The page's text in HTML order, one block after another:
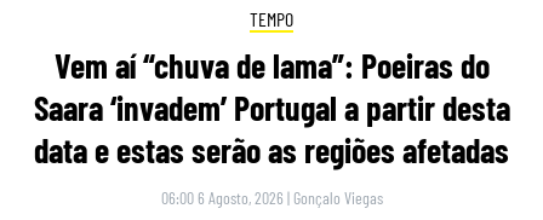
TEMPO
Vem aí “chuva de lama”: Poeiras do
Saara ‘invadem’ Portugal a partir desta
data e estas serão as regiões afetadas
06:00 6 Agosto, 2026 | Gonçalo Viegas